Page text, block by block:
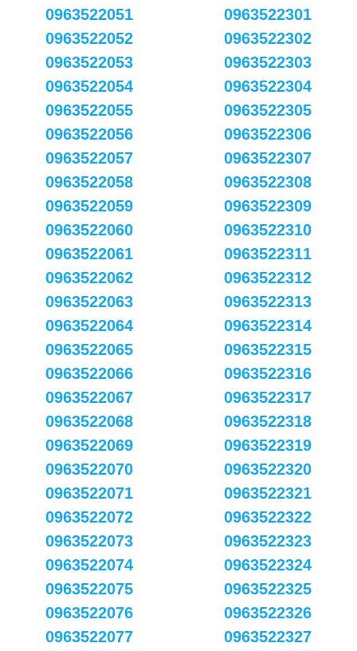
0963522051
0963522052
0963522053
0963522054
0963522055
0963522056
0963522057
0963522058
0963522059
0963522060
0963522061
0963522062
0963522063
0963522064
0963522065
0963522066
0963522067
0963522068
0963522069
0963522070
0963522071
0963522072
0963522073
0963522074
0963522075
0963522076
0963522077
0963522301
0963522302
0963522303
0963522304
0963522305
0963522306
0963522307
0963522308
0963522309
0963522310
0963522311
0963522312
0963522313
0963522314
0963522315
0963522316
0963522317
0963522318
0963522319
0963522320
0963522321
0963522322
0963522323
0963522324
0963522325
0963522326
0963522327